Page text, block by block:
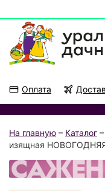
Оплата
На главную – Каталог –
изящная